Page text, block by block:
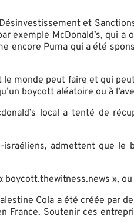
et
McDonald’s, qui a
encore Puma qui a été
monde peut faire et qui
boycott aléatoire ou à
local a tenté de
admettent que le
», ou
Cola a été créée par
France. Soutenir ces